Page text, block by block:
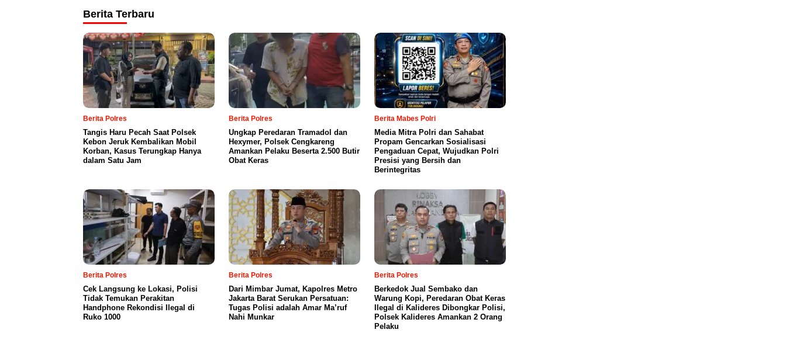
Berita Terbaru
Berita Polres
Tangis Haru Pecah Saat Polsek
Kebon Jeruk Kembalikan Mobil
Korban, Kasus Terungkap Hanya
dalam Satu Jam
Berita Polres
Ungkap Peredaran Tramadol dan
Hexymer, Polsek Cengkareng
Amankan Pelaku Beserta 2.500 Butir
Obat Keras
Berita Mabes Polri
Media Mitra Polri dan Sahabat
Propam Gencarkan Sosialisasi
Pengaduan Cepat, Wujudkan Polri
Presisi yang Bersih dan
Berintegritas
Berita Polres
Cek Langsung ke Lokasi, Polisi
Tidak Temukan Perakitan
Handphone Rekondisi Ilegal di
Ruko 1000
Berita Polres
Dari Mimbar Jumat, Kapolres Metro
Jakarta Barat Serukan Persatuan:
Tugas Polisi adalah Amar Ma’ruf
Nahi Munkar
Berita Polres
Berkedok Jual Sembako dan
Warung Kopi, Peredaran Obat Keras
Ilegal di Kalideres Dibongkar Polisi,
Polsek Kalideres Amankan 2 Orang
Pelaku